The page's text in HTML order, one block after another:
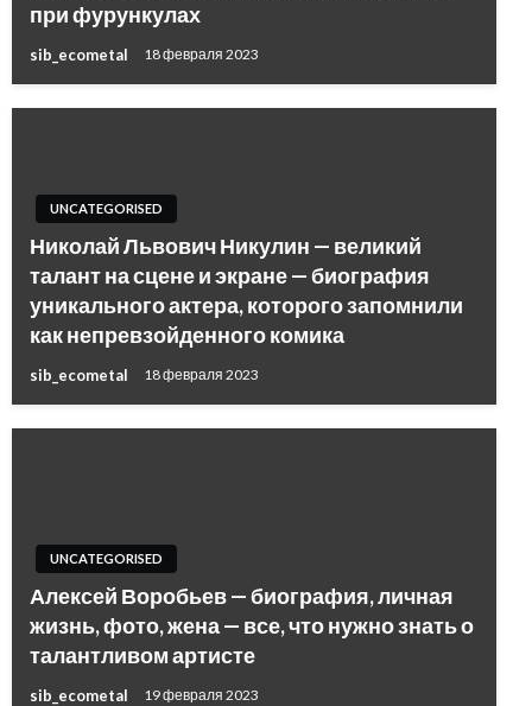
при фурункулах
sib_ecometal 18 февраля 2023
UNCATEGORISED
Николай Львович Никулин — великий
талант на сцене и экране — биография
уникального актера, которого запомнили
как непревзойденного комика
sib_ecometal 18 февраля 2023
UNCATEGORISED
Алексей Воробьев — биография, личная
жизнь, фото, жена — все, что нужно знать о
талантливом артисте
sib_ecometal 19 февраля 2023